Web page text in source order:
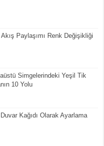
Paylaşımı Renk Değişikliği
Simgelerindeki Yeşil Tik
10 Yolu
Kağıdı Olarak Ayarlama